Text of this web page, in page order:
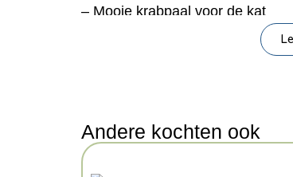
– Mooie krabpaal voor de kat
– Verschillende zachte ligplekken
Kenmerken: 135 cm
Kleur: Bruin
Andere kochten ook